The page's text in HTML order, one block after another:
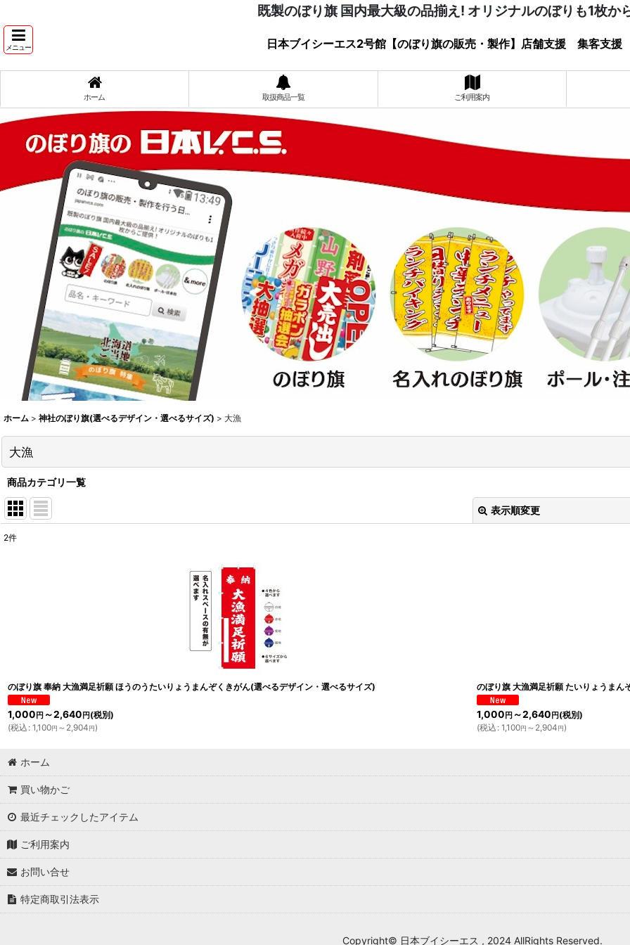
既製のぼり旗 国内最大級の品揃え! オリジナルのぼりも1枚か
メニュー 日本ブイシーエス2号館【のぼり旗の販売・製作】店舗支援 集客支
ホーム 取扱商品一覧 ご利用案内
ホーム > 神社のぼり旗(選べるデザイン・選べるサイズ) > 大漁
大漁
商品カテゴリ一覧
表示順変更
2件
のぼり旗 奉納 大漁満足祈願 ほうのうたいりょうまんぞくきがん(選べるデザイン・選べるサイズ)
1,000 円 ～2,640 円 (税別)
(税込 : 1,100円 ～2,904円)
のぼり旗 大漁満足祈願 たいりょうま
1,000 円 ～2,640 円 (税別)
(税込 : 1,100円 ～2,904円)
ホーム
買い物かご
最近チェックしたアイテム
ご利用案内
お問い合せ
特定商取引法表示
Copyright© 日本ブイシーエス , 2024 AllRights Reserved.